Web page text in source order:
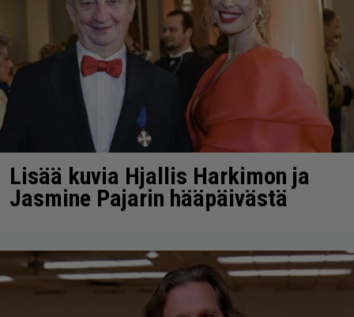
Lisää kuvia Hjallis Harkimon ja
Jasmine Pajarin hääpäivästä